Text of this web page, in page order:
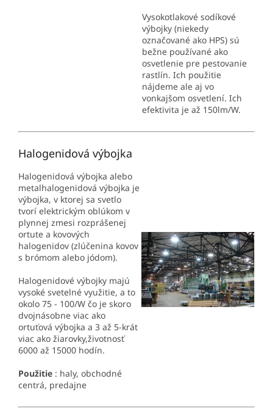
Vysokotlakové sodíkové
výbojky (niekedy
označované ako HPS) sú
bežne používané ako
osvetlenie pre pestovanie
rastlín. Ich použitie
nájdeme ale aj vo
vonkajšom osvetlení. Ich
efektivita je až 150lm/W.
Halogenidová výbojka
Halogenidová výbojka alebo
metalhalogenidová výbojka je
výbojka, v ktorej sa svetlo
tvorí elektrickým oblúkom v
plynnej zmesi rozprášenej
ortute a kovových
halogenidov (zlúčenina kovov
s brómom alebo jódom).
Halogenidové výbojky majú
vysoké svetelné využitie, a to
okolo 75 - 100/W čo je skoro
dvojnásobne viac ako
ortuťová výbojka a 3 až 5-krát
viac ako žiarovky,životnosť
6000 až 15000 hodín.
Použitie : haly, obchodné
centrá, predajne